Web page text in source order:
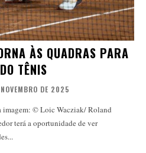
ÀS QUADRAS PARA
TÊNIS
DE 2025
imagem: © Loic Wacziak/ Roland